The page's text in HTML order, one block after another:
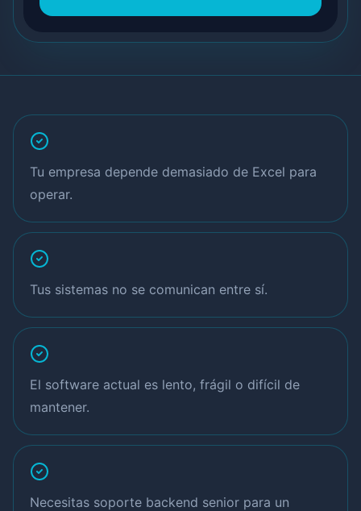
Tu empresa depende demasiado de Excel para
operar.
Tus sistemas no se comunican entre sí.
El software actual es lento, frágil o difícil de
mantener.
Necesitas soporte backend senior para un